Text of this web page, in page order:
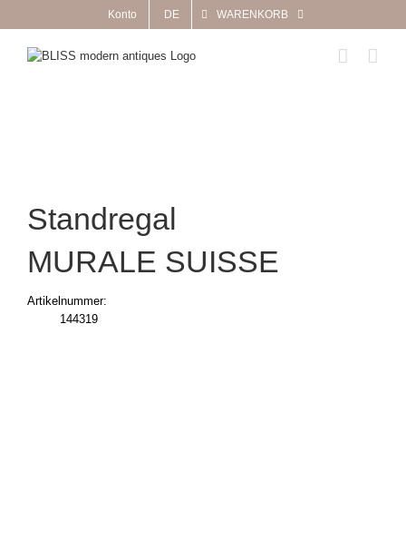
Inhalt
springen
Konto DE WARENKORB
Standregal
MURALE SUISSE
Artikelnummer:
144319